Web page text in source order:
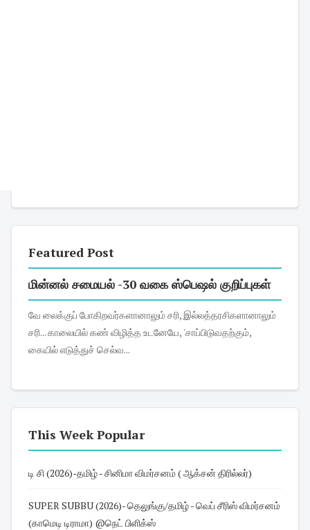
Featured Post
மின்னல் சமையல் -30 வகை ஸ்பெஷல் குறிப்புகள்
வே லைக்குப் போகிறவர்களானாலும் சரி, இல்லத்தரசிகளானாலும்
சரி... காலையில் கண் விழித்த உடனேயே, 'சாப்பிடுவதற்கும்,
கையில் எடுத்துச் செல்வ...
This Week Popular
டி சி (2026)-தமிழ் - சினிமா விமர்சனம் ( ஆக்சன் திரில்லர்)
SUPER SUBBU (2026)- தெலுங்கு/தமிழ் - வெப் சீரிஸ் விமர்சனம்
(காமெடி டிராமா) @நெட் பிளிக்ஸ்